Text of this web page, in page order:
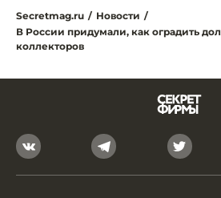
Secretmag.ru / Новости /
В России придумали, как оградить
коллекторов